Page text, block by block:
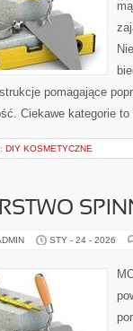
pomagające
Ciekawe kategorie
DIY KOSMETYCZNE
STY - 24 - 2026